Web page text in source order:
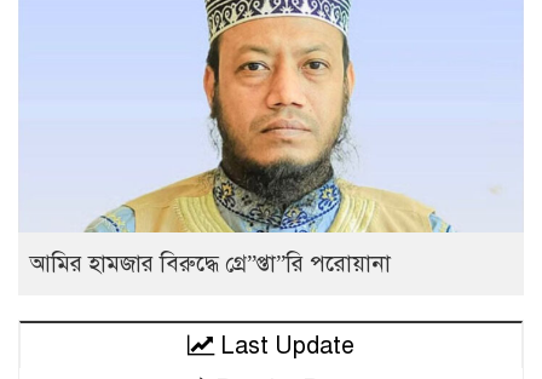
আমির হামজার বিরুদ্ধে গ্রে”প্তা”রি পরোয়ানা
Last Update